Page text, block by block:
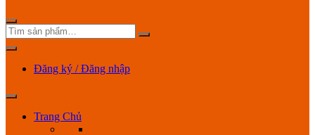
Đăng ký / Đăng nhập
Trang Chủ